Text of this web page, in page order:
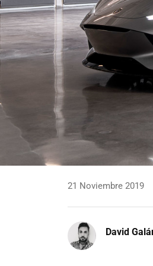
21 Noviembre 2019
David